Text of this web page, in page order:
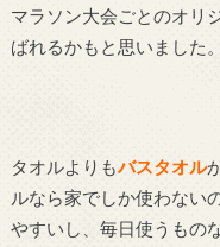
マラソン大会ごとのオリ
ばれるかもと思いました。
タオルよりもバスタオル
ルなら家でしか使わない
やすいし、毎日使うもの